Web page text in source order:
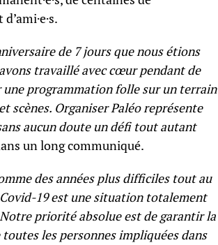
de 7 jours que nous étions
travaillé avec cœur pendant de
programmation folle sur un terrain
scènes. Organiser Paléo représente
aucun doute un défi tout autant
un long communiqué.
des années plus difficiles tout au
19 est une situation totalement
priorité absolue est de garantir la
les personnes impliquées dans